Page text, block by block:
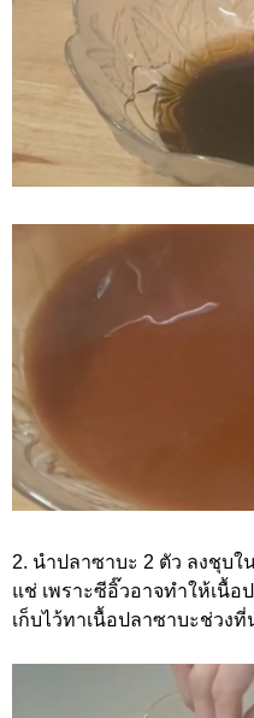
2. นำปลาซาบะ 2 ตัว ลงชุบ
แช่ เพราะซีอิ๊วอาจทำให้เนื้อ
เก็บไว้ทาเนื้อปลาซาบะช่วง